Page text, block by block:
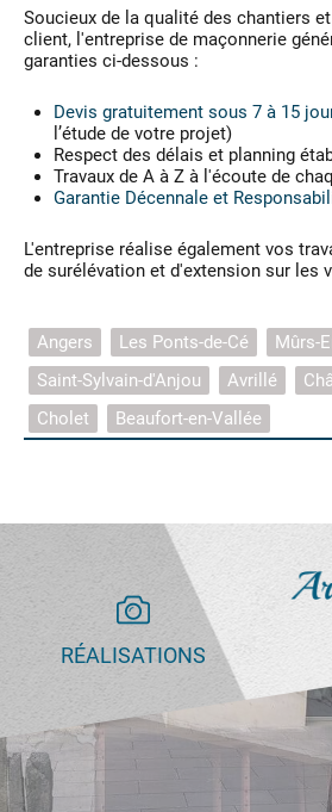
Soucieux de la qualité des chantiers
client, l'entreprise de maçonnerie
garanties ci-dessous :
Devis gratuitement sous 7 à 15
l’étude de votre projet)
Respect des délais et planning
Travaux de A à Z à l'écoute de
Garantie Décennale et
L'entreprise réalise également vos
de surélévation et d'extension sur les
Angers Les Ponts-de-Cé Mûrs-
Saint-Sylvain-d'Anjou
Avrillé
Cholet
Beaufort-en-Vallée
RÉALISATIONS